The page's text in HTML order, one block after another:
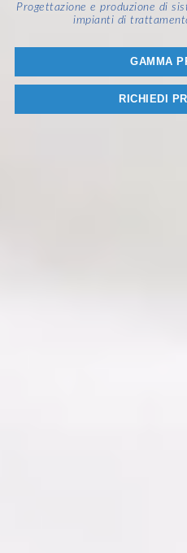
Progettazione e produzione di
impianti di
GAMMA
RICHIEDI